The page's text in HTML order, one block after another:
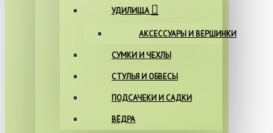
УДИЛИЩА
АКСЕССУАРЫ И ВЕРШИНКИ
СУМКИ И ЧЕХЛЫ
СТУЛЬЯ И ОБВЕСЫ
ПОДСАЧЕКИ И САДКИ
ВЁДРА